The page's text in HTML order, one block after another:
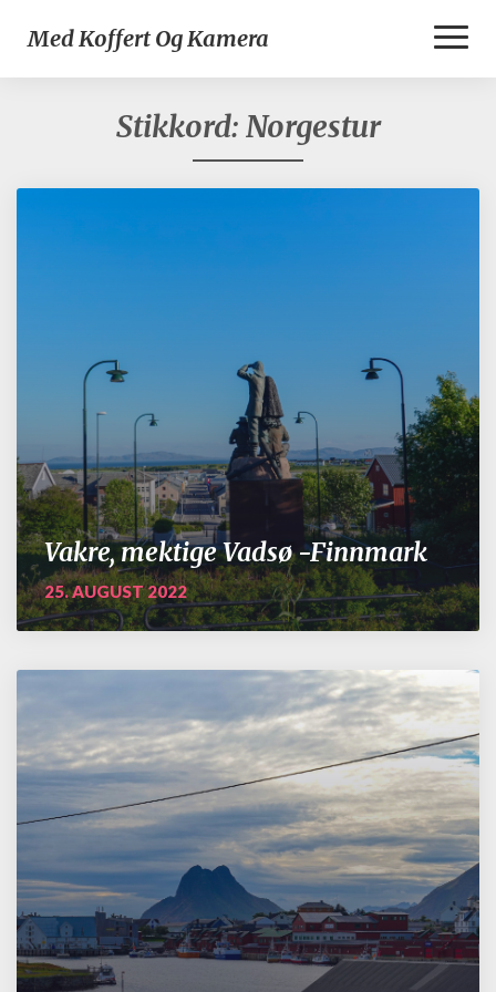
Med Koffert Og Kamera
Stikkord: Norgestur
Vakre, mektige Vadsø -Finnmark
25. AUGUST 2022